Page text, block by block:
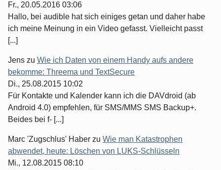
Fr., 20.05.2016 03:06
Hallo, bei audible hat sich einiges getan und daher habe
ich meine Meinung in ein Video gefasst. Vielleicht passt
[...]
Jens zu Wie ich Daten von einem Handy aufs andere
bekomme: Threema und TextSecure
Di., 25.08.2015 10:02
Für Kontakte und Kalender kann ich die DAVdroid (ab
Android 4.0) empfehlen, für SMS/MMS SMS Backup+.
Beides bei f- [...]
Marc 'Zugschlus' Haber zu Wie man Katastrophen
abwendet, heute: Löschen von LUKS-Schlüsseln
Mi., 12.08.2015 08:10